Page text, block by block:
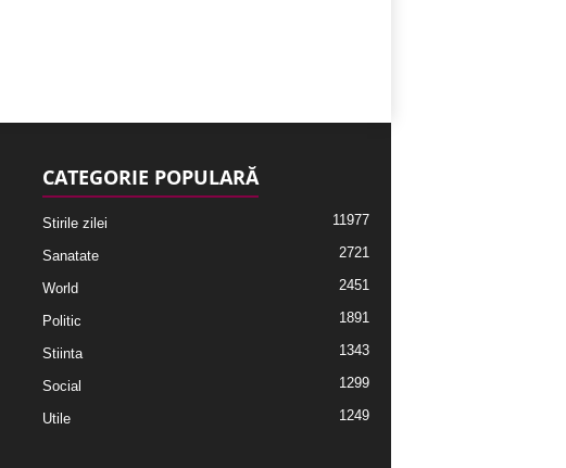
CATEGORIE POPULARĂ
Stirile zilei 11977
Sanatate 2721
World 2451
Politic 1891
Stiinta 1343
Social 1299
Utile 1249